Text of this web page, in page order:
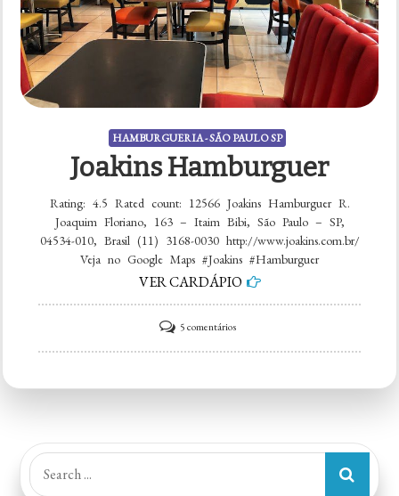
HAMBURGUERIA - SÃO PAULO SP
Joakins Hamburguer
Rating: 4.5 Rated count: 12566 Joakins Hamburguer R.
Joaquim Floriano, 163 – Itaim Bibi, São Paulo – SP,
04534-010, Brasil (11) 3168-0030 http://www.joakins.com.br/
Veja no Google Maps #Joakins #Hamburguer
VER CARDÁPIO
5 comentáriosem
Joakins
Search
for: